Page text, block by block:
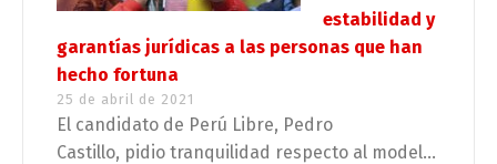
estabilidad y
garantías jurídicas a las personas que han
hecho fortuna
25 de abril de 2021
El candidato de Perú Libre, Pedro
Castillo, pidio tranquilidad respecto al model...